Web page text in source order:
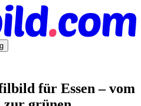
für Essen – vom